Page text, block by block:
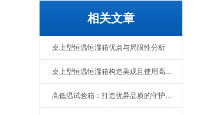
相关文章
桌上型恒温恒湿箱优点与局限性分析
桌上型恒温恒湿箱构造美观且使用高效安全
高低温试验箱：打造优异品质的守护者！